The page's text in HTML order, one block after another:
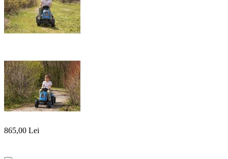
865,00 Lei